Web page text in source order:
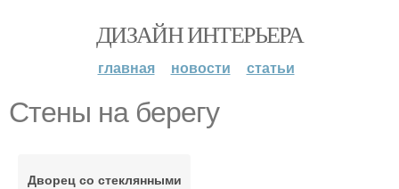
ДИЗАЙН ИНТЕРЬЕРА
главная новости статьи
Стены на берегу
Дворец со стеклянными